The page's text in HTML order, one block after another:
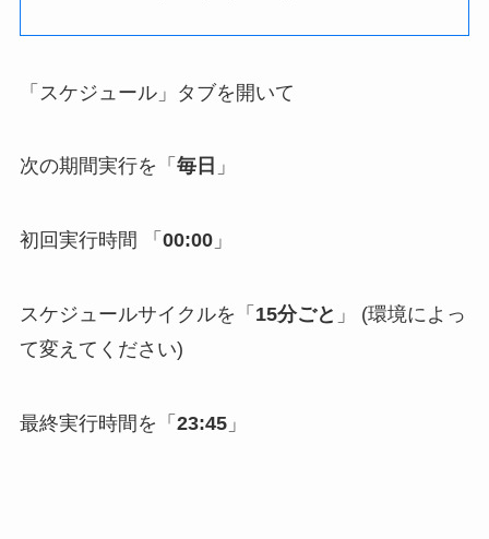
「スケジュール」タブを開いて
次の期間実行を「 毎日 」
初回実行時間 「 00:00」
スケジュールサイクルを「 15分ごと 」 (環境によっ
て変えてください)
最終実行時間を「 23:45」